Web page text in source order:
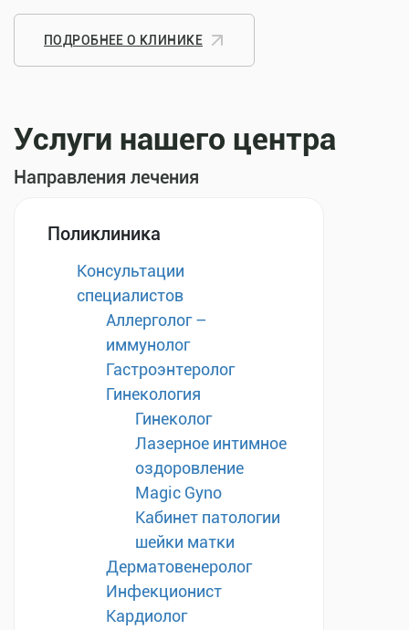
ПОДРОБНЕЕ О КЛИНИКЕ
Услуги нашего центра
Направления лечения
Поликлиника
Консультации
специалистов
Аллерголог –
иммунолог
Гастроэнтеролог
Гинекология
Гинеколог
Лазерное интимное
оздоровление
Magic Gyno
Кабинет патологии
шейки матки
Дерматовенеролог
Инфекционист
Кардиолог